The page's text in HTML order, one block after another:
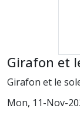
Girafon et
Girafon et le
Mon, 11-Nov-